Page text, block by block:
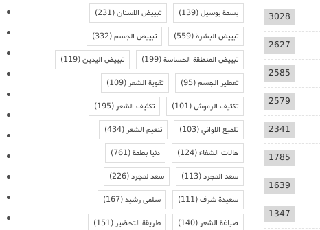
3028
2627
2585
2579
2341
1785
1639
1347
بسمة بوسيل(139) تبييض الاسنان(231)
تبييض البشرة(559) تبييض الجسم(332)
تبييض المنطقة الحساسة(199) تبييض اليدين(119)
تعطير الجسم(95) تقوية الشعر(109)
تكثيف الرموش(101) تكثيف الشعر(195)
تلميع الاواني(103) تنعيم الشعر(434)
حالات الشفاء(124) دنيا بطمة(761)
سعد المجرد(113) سعد لمجرد(226)
سعيدة شرف(111) سلمى رشيد(167)
صباغة الشعر(140) طريقة التحضير(151)